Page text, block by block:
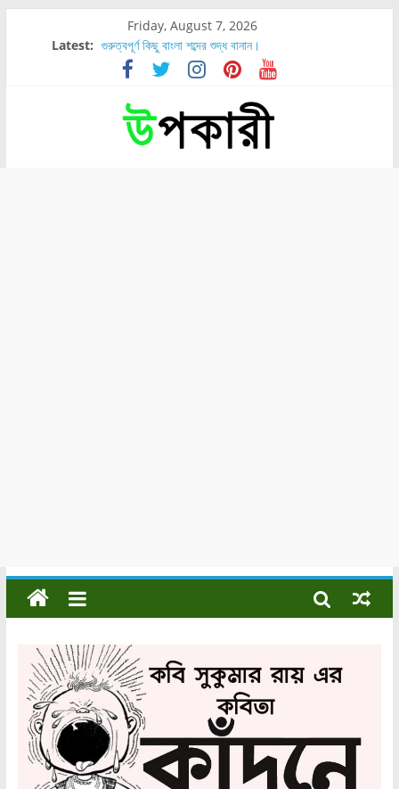
Friday, August 7, 2026
Latest: গুরুত্বপূর্ণ কিছু বাংলা শব্দের শুদ্ধ বানান।
শরীরের কোন অংশে বেডসোর বেশি হয়?
নাসাল টিউব কতদিন রাখা যায়?
রোগীর পিঠ, কোমর এবং পায়ে বেডসোর দেখা গেলে করণীয় কি?
পার্সিমন ফলের স্বাস্থ্য ও পুষ্টি উপকারিতা।